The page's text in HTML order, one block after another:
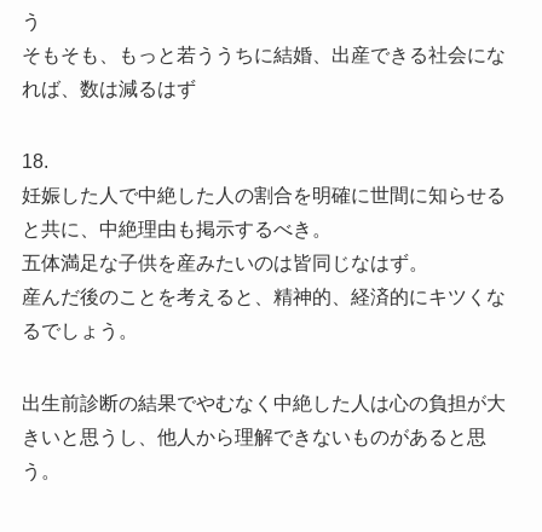
う
そもそも、もっと若ううちに結婚、出産できる社会にな
れば、数は減るはず
18.
妊娠した人で中絶した人の割合を明確に世間に知らせる
と共に、中絶理由も掲示するべき。
五体満足な子供を産みたいのは皆同じなはず。
産んだ後のことを考えると、精神的、経済的にキツくな
るでしょう。
出生前診断の結果でやむなく中絶した人は心の負担が大
きいと思うし、他人から理解できないものがあると思
う。